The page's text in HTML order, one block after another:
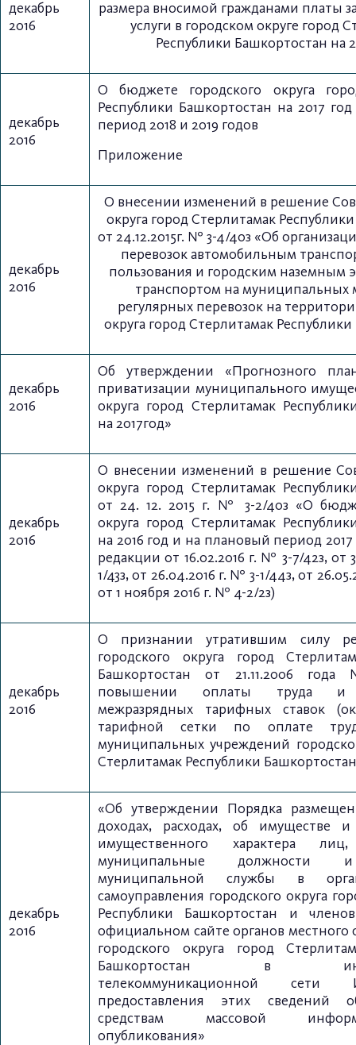
декабрь
2016
размера вносимой гражданами платы
услуги в городском округе город
Республики Башкортостан на
декабрь
2016
О бюджете городского округа
Республики Башкортостан на 2017
период 2018 и 2019 годов
Приложение
декабрь
2016
О внесении изменений в решение
округа город Стерлитамак
от 24.12.2015г. № 3-4/40з «Об
перевозок автомобильным
пользования и городским наземным
транспортом на муниципальных
регулярных перевозок на
округа город Стерлитамак
декабрь
2016
Об утверждении «Прогнозного
приватизации муниципального
округа город Стерлитамак
на2017год»
декабрь
2016
О внесении изменений в решение
округа город Стерлитамак
от 24. 12. 2015 г. № 3-2/40з «О
округа город Стерлитамак
на 2016 год и на плановый период 2017
редакции от 16.02.2016 г. № 3-7/42з, от
1/43з, от 26.04.2016 г. № 3-1/44з, от
от 1 ноября 2016 г. № 4-2/2з)
декабрь
2016
О признании утратившим силу
городского округа город
Башкортостан от 21.11.2006
повышении оплаты труда и
межразрядных тарифных ставок
тарифной сетки по оплате
муниципальных учреждений
Стерлитамак Республики
декабрь
2016
«Об утверждении Порядка
доходах, расходах, об имуществе и
имущественного характера
муниципальные должности
муниципальной службы в
самоуправления городского округа
Республики Башкортостан и
официальном сайте органов местного
городского округа город
Башкортостан в
телекоммуникационной
предоставления этих сведений
средствам массовой
опубликования»